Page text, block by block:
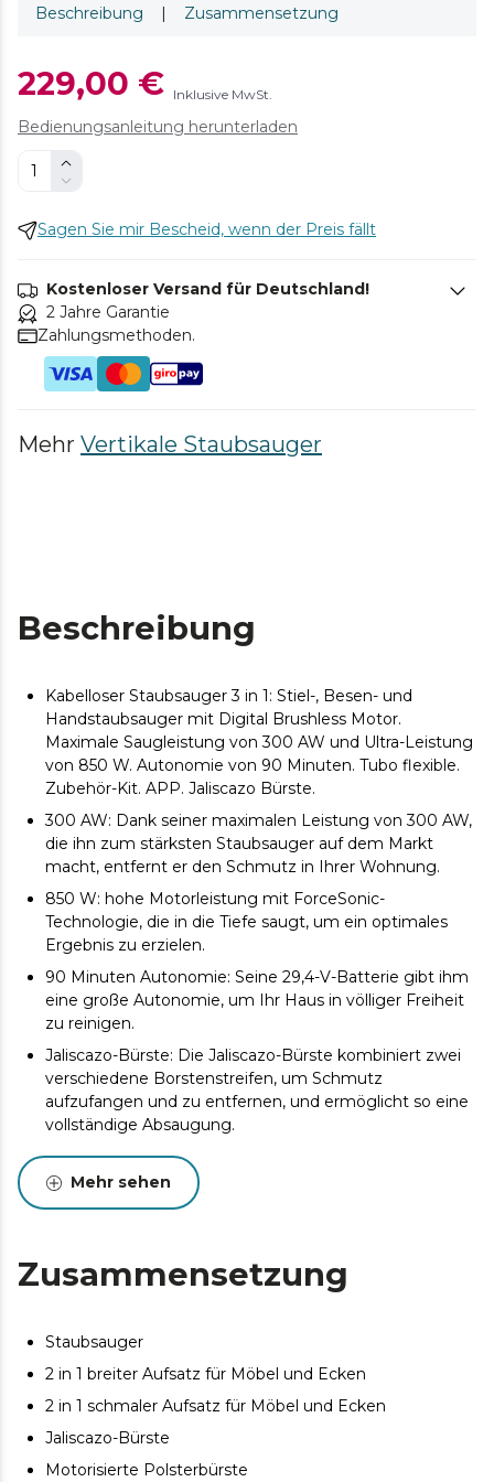
Beschreibung | Zusammensetzung
229,00 € Inklusive MwSt.
Bedienungsanleitung herunterladen
Sagen Sie mir Bescheid, wenn der Preis fällt
Kostenloser Versand für Deutschland!
2 Jahre Garantie
Zahlungsmethoden.
Mehr Vertikale Staubsauger
Beschreibung
Kabelloser Staubsauger 3 in 1: Stiel-, Besen- und
Handstaubsauger mit Digital Brushless Motor.
Maximale Saugleistung von 300 AW und Ultra-Leistung
von 850 W. Autonomie von 90 Minuten. Tubo flexible.
Zubehör-Kit. APP. Jaliscazo Bürste.
300 AW: Dank seiner maximalen Leistung von 300 AW,
die ihn zum stärksten Staubsauger auf dem Markt
macht, entfernt er den Schmutz in Ihrer Wohnung.
850 W: hohe Motorleistung mit ForceSonic-
Technologie, die in die Tiefe saugt, um ein optimales
Ergebnis zu erzielen.
90 Minuten Autonomie: Seine 29,4-V-Batterie gibt ihm
eine große Autonomie, um Ihr Haus in völliger Freiheit
zu reinigen.
Jaliscazo-Bürste: Die Jaliscazo-Bürste kombiniert zwei
verschiedene Borstenstreifen, um Schmutz
aufzufangen und zu entfernen, und ermöglicht so eine
vollständige Absaugung.
30 kPa: hoher Saugdruck, um selbst den
verstecktesten und unsichtbarsten Schmutz aus Ihrem
Haus zu entfernen.
am besten entspricht, und reinigen Sie ohne
Flex System: passt sich dank seines flexiblen Rohrs, mit
Filtersystem in einem kabellosen Staubsauger.
Zubehörteile: Maximieren Sie die Sauberkeit Ihres
Hauses mit dem umfangreichen Zubehörset, mit dem
Mehr sehen
Zusammensetzung
Staubsauger
2 in 1 breiter Aufsatz für Möbel und Ecken
2 in 1 schmaler Aufsatz für Möbel und Ecken
Jaliscazo-Bürste
Motorisierte Polsterbürste